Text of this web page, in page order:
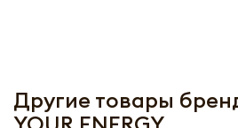
Другие товары